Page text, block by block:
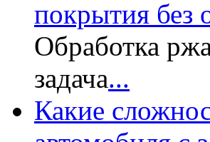
покрытия без
Обработка
задача...
Какие